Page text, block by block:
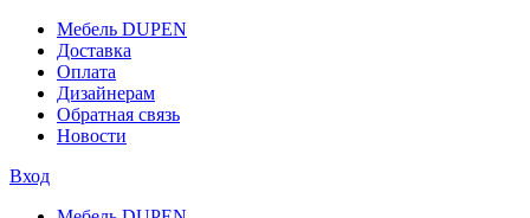
Мебель DUPEN
Доставка
Оплата
Дизайнерам
Обратная связь
Новости
Вход